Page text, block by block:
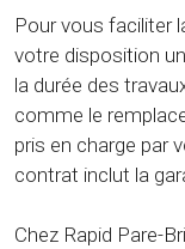
Pour vous faciliter
votre disposition
la durée des
comme le
pris en charge par
contrat inclut la
Chez Rapid Pare-